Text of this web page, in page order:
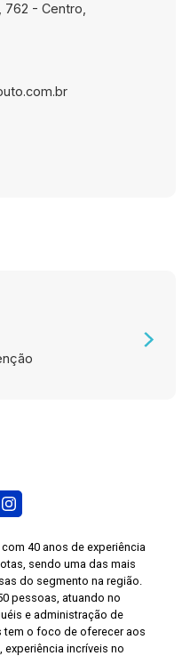
762 - Centro,
40 anos de experiência
sendo uma das mais
do segmento na região.
pessoas, atuando no
e administração de
o foco de oferecer aos
incríveis no